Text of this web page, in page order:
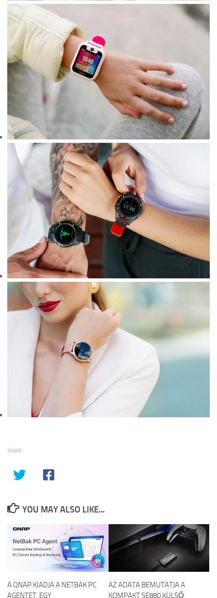
SHARE
YOU MAY ALSO LIKE...
A QNAP KIADJA A NETBAK PC
AGENTET, EGY
AZ ADATA BEMUTATJA A
KOMPAKT SE880 KÜLSŐ